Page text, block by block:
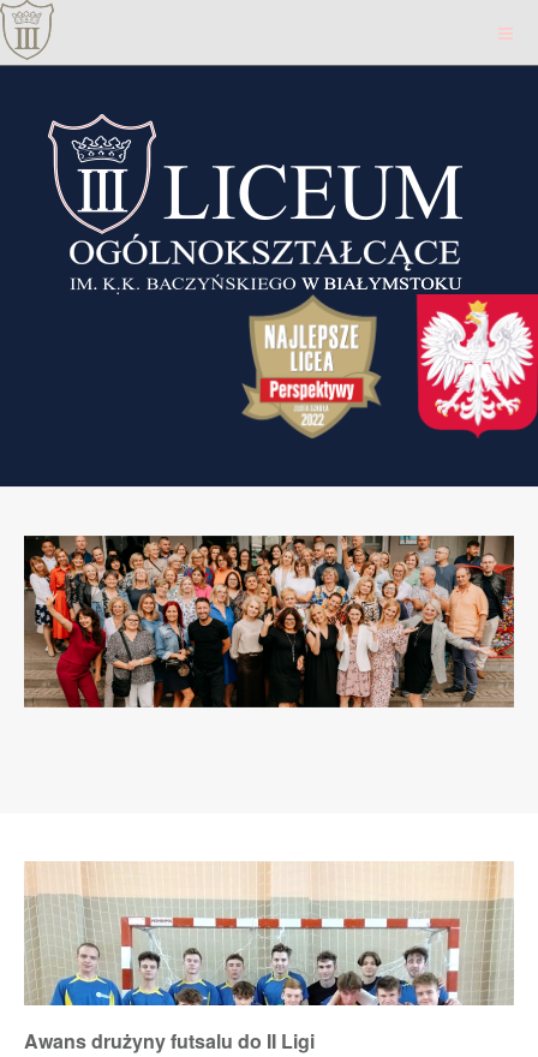
Awans drużyny futsalu do II Ligi